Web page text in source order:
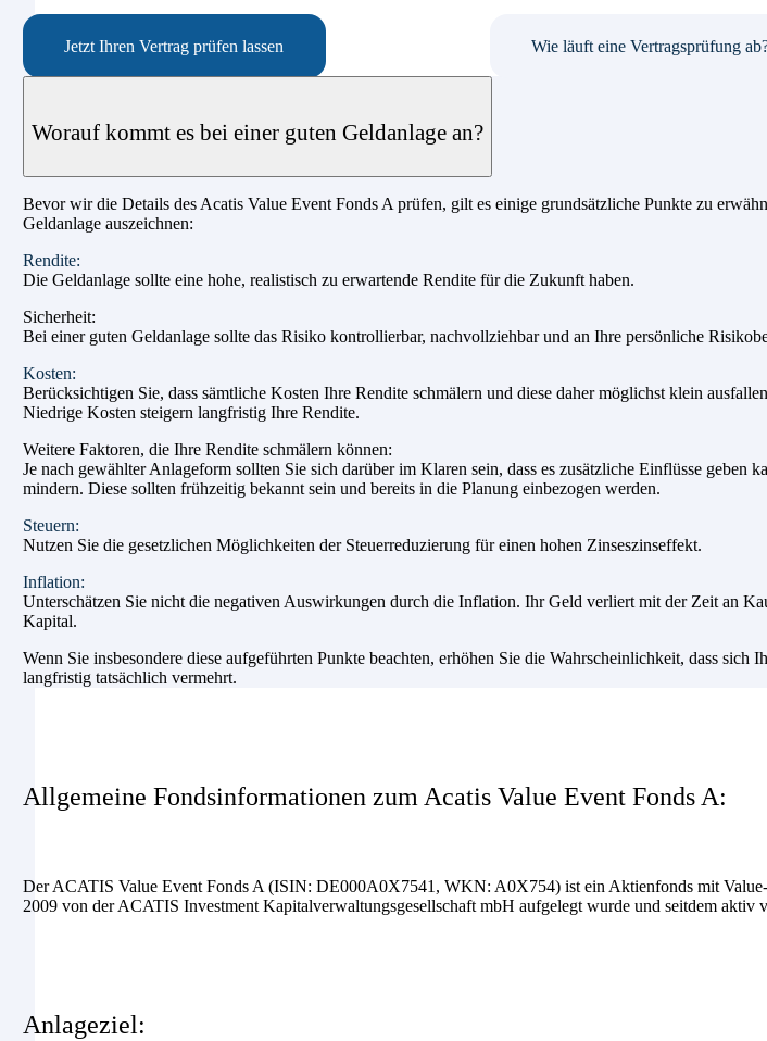
Jetzt Ihren Vertrag prüfen lassen Wie läuft eine Vertragsprüfung
Worauf kommt es bei einer guten Geldanlage an?
Bevor wir die Details des Acatis Value Event Fonds A prüfen, gilt es einige grundsätzliche Punkte zu
Geldanlage auszeichnen:
Rendite:
Die Geldanlage sollte eine hohe, realistisch zu erwartende Rendite für die Zukunft haben.
Sicherheit:
Bei einer guten Geldanlage sollte das Risiko kontrollierbar, nachvollziehbar und an Ihre persönliche
Kosten:
Berücksichtigen Sie, dass sämtliche Kosten Ihre Rendite schmälern und diese daher möglichst klein
Niedrige Kosten steigern langfristig Ihre Rendite.
Weitere Faktoren, die Ihre Rendite schmälern können:
Je nach gewählter Anlageform sollten Sie sich darüber im Klaren sein, dass es zusätzliche Einflüsse geben
mindern. Diese sollten frühzeitig bekannt sein und bereits in die Planung einbezogen werden.
Steuern:
Nutzen Sie die gesetzlichen Möglichkeiten der Steuerreduzierung für einen hohen Zinseszinseffekt.
Inflation:
Unterschätzen Sie nicht die negativen Auswirkungen durch die Inflation. Ihr Geld verliert mit der Zeit an
Kapital.
Wenn Sie insbesondere diese aufgeführten Punkte beachten, erhöhen Sie die Wahrscheinlichkeit, dass sich
langfristig tatsächlich vermehrt.
Allgemeine Fondsinformationen zum Acatis Value Event Fonds A:
Der ACATIS Value Event Fonds A (ISIN: DE000A0X7541, WKN: A0X754) ist ein Aktienfonds mit Value-
2009 von der ACATIS Investment Kapitalverwaltungsgesellschaft mbH aufgelegt wurde und seitdem aktiv
Anlageziel: